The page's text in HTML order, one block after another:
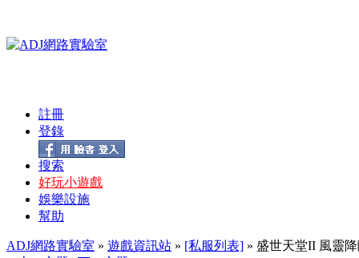
註冊
登錄
搜索
好玩小遊戲
娛樂設施
幫助
ADJ網路實驗室 » 遊戲資訊站 » [私服列表] » 盛世天堂II 風靈